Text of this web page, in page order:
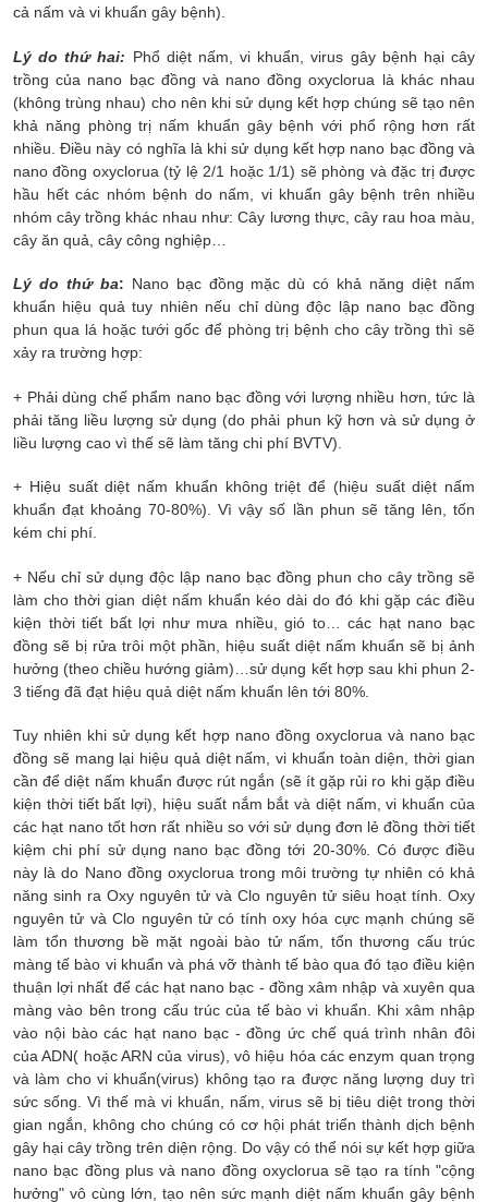
cả nấm và vi khuẩn gây bệnh).
Lý do thứ hai: Phổ diệt nấm, vi khuẩn, virus gây bệnh hại cây
trồng của nano bạc đồng và nano đồng oxyclorua là khác nhau
(không trùng nhau) cho nên khi sử dụng kết hợp chúng sẽ tạo nên
khả năng phòng trị nấm khuẩn gây bệnh với phổ rộng hơn rất
nhiều. Điều này có nghĩa là khi sử dụng kết hợp nano bạc đồng và
nano đồng oxyclorua (tỷ lệ 2/1 hoặc 1/1) sẽ phòng và đặc trị được
hầu hết các nhóm bệnh do nấm, vi khuẩn gây bệnh trên nhiều
nhóm cây trồng khác nhau như: Cây lương thực, cây rau hoa màu,
cây ăn quả, cây công nghiệp…
Lý do thứ ba: Nano bạc đồng mặc dù có khả năng diệt nấm
khuẩn hiệu quả tuy nhiên nếu chỉ dùng độc lập nano bạc đồng
phun qua lá hoặc tưới gốc để phòng trị bệnh cho cây trồng thì sẽ
xảy ra trường hợp:
+ Phải dùng chế phẩm nano bạc đồng với lượng nhiều hơn, tức là
phải tăng liều lượng sử dụng (do phải phun kỹ hơn và sử dụng ở
liều lượng cao vì thế sẽ làm tăng chi phí BVTV).
+ Hiệu suất diệt nấm khuẩn không triệt để (hiệu suất diệt nấm
khuẩn đạt khoảng 70-80%). Vì vậy số lần phun sẽ tăng lên, tốn
kém chi phí.
+ Nếu chỉ sử dụng độc lập nano bạc đồng phun cho cây trồng sẽ
làm cho thời gian diệt nấm khuẩn kéo dài do đó khi gặp các điều
kiện thời tiết bất lợi như mưa nhiều, gió to… các hạt nano bạc
đồng sẽ bị rửa trôi một phần, hiệu suất diệt nấm khuẩn sẽ bị ảnh
hưởng (theo chiều hướng giảm)…sử dụng kết hợp sau khi phun 2-
3 tiếng đã đạt hiệu quả diệt nấm khuẩn lên tới 80%.
Tuy nhiên khi sử dụng kết hợp nano đồng oxyclorua và nano bạc
đồng sẽ mang lại hiệu quả diệt nấm, vi khuẩn toàn diện, thời gian
cần để diệt nấm khuẩn được rút ngắn (sẽ ít gặp rủi ro khi gặp điều
kiện thời tiết bất lợi), hiệu suất nắm bắt và diệt nấm, vi khuẩn của
các hạt nano tốt hơn rất nhiều so với sử dụng đơn lẻ đồng thời tiết
kiệm chi phí sử dụng nano bạc đồng tới 20-30%. Có được điều
này là do Nano đồng oxyclorua trong môi trường tự nhiên có khả
năng sinh ra Oxy nguyên tử và Clo nguyên tử siêu hoạt tính. Oxy
nguyên tử và Clo nguyên tử có tính oxy hóa cực mạnh chúng sẽ
làm tổn thương bề mặt ngoài bào tử nấm, tổn thương cấu trúc
màng tế bào vi khuẩn và phá vỡ thành tế bào qua đó tạo điều kiện
thuận lợi nhất để các hạt nano bạc - đồng xâm nhập và xuyên qua
màng vào bên trong cấu trúc của tế bào vi khuẩn. Khi xâm nhập
vào nội bào các hạt nano bạc - đồng ức chế quá trình nhân đôi
của ADN( hoặc ARN của virus), vô hiệu hóa các enzym quan trọng
và làm cho vi khuẩn(virus) không tạo ra được năng lượng duy trì
sức sống. Vì thế mà vi khuẩn, nấm, virus sẽ bị tiêu diệt trong thời
gian ngắn, không cho chúng có cơ hội phát triển thành dịch bệnh
gây hại cây trồng trên diện rộng. Do vậy có thể nói sự kết hợp giữa
nano bạc đồng plus và nano đồng oxyclorua sẽ tạo ra tính "cộng
hưởng" vô cùng lớn, tạo nên sức mạnh diệt nấm khuẩn gây bệnh